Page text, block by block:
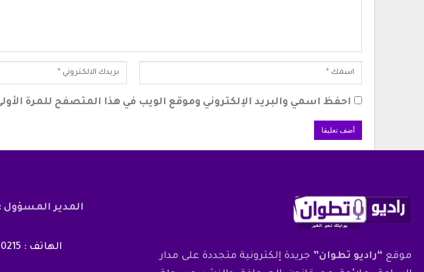
احفظ اسمي والبريد الإلكتروني وموقع الويب في هذا المتصفح للمرة
موقع “راديو تطوان” جريدة إلكترونية متجددة على مدار
المدير المسؤول
الهاتف : 0610120215